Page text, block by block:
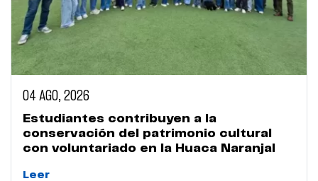
04 AGO, 2026
Estudiantes contribuyen a la
conservación del patrimonio cultural
con voluntariado en la Huaca Naranjal
Leer